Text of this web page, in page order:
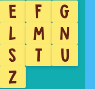
E F
G
L M
N
S T
U
Z